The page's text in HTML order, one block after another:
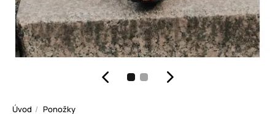
Úvod Ponožky